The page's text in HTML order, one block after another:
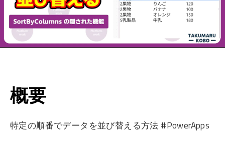
概要
特定の順番でデータを並び替える方法 #PowerApps